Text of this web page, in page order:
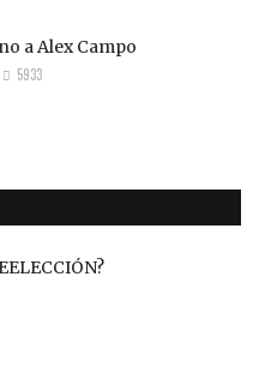
a Alex Campo
5933